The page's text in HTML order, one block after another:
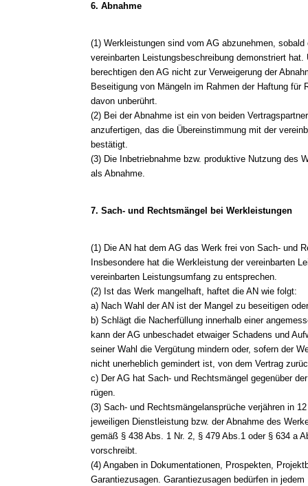
6. Abnahme
(1) Werkleistungen sind vom AG abzunehmen,
vereinbarten Leistungsbeschreibung demonstriert hat.
berechtigen den AG nicht zur Verweigerung der
Beseitigung von Mängeln im Rahmen der Haftung für
davon unberührt.
(2) Bei der Abnahme ist ein von beiden
anzufertigen, das die Übereinstimmung mit der
bestätigt.
(3) Die Inbetriebnahme bzw. produktive Nutzung des
als Abnahme.
7. Sach- und Rechtsmängel bei Werkleistungen
(1) Die AN hat dem AG das Werk frei von Sach- und
Insbesondere hat die Werkleistung der vereinbarten
vereinbarten Leistungsumfang zu entsprechen.
(2) Ist das Werk mangelhaft, haftet die AN wie folgt:
a) Nach Wahl der AN ist der Mangel zu beseitigen
b) Schlägt die Nacherfüllung innerhalb einer
kann der AG unbeschadet etwaiger Schadens und
seiner Wahl die Vergütung mindern oder, sofern der
nicht unerheblich gemindert ist, von dem Vertrag
c) Der AG hat Sach- und Rechtsmängel gegenüber
rügen.
(3) Sach- und Rechtsmängelansprüche verjähren in
jeweiligen Dienstleistung bzw. der Abnahme des
gemäß § 438 Abs. 1 Nr. 2, § 479 Abs.1 oder § 634 a
vorschreibt.
(4) Angaben in Dokumentationen, Prospekten,
Garantiezusagen. Garantiezusagen bedürfen in